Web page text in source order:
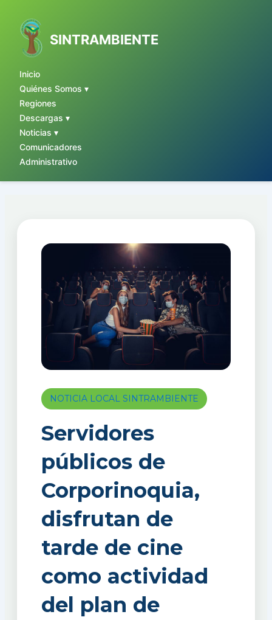
SINTRAMBIENTE
Inicio
Quiénes Somos ▾
Regiones
Descargas ▾
Noticias ▾
Comunicadores
Administrativo
contenido
NOTICIA LOCAL SINTRAMBIENTE
Servidores
públicos de
Corporinoquia,
disfrutan de
tarde de cine
como actividad
del plan de